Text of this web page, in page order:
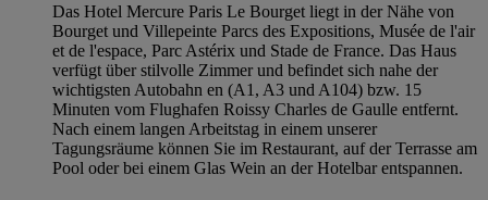
Das Hotel Mercure Paris Le Bourget liegt in der Nähe von
Bourget und Villepeinte Parcs des Expositions, Musée de l'air
et de l'espace, Parc Astérix und Stade de France. Das Haus
verfügt über stilvolle Zimmer und befindet sich nahe der
wichtigsten Autobahn en (A1, A3 und A104) bzw. 15
Minuten vom Flughafen Roissy Charles de Gaulle entfernt.
Nach einem langen Arbeitstag in einem unserer
Tagungsräume können Sie im Restaurant, auf der Terrasse am
Pool oder bei einem Glas Wein an der Hotelbar entspannen.